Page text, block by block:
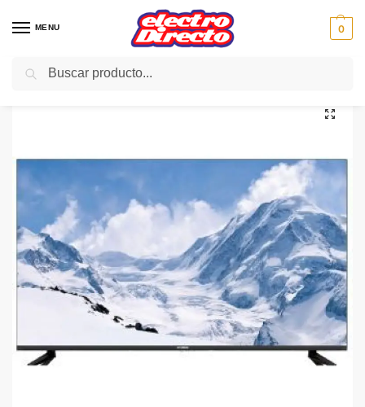
MENU 0
Inicio Gama marron / Televisión